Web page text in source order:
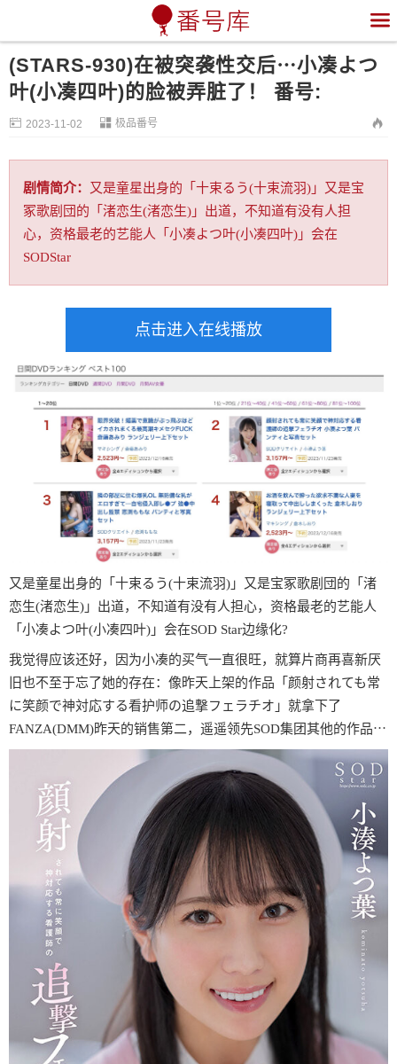

(STARS-930)在被突袭性交后⋯小凑よつ
叶(小凑四叶)的脸被弄脏了！ 番号:
 2023-11-02  极品番号 
剧情简介：
又是童星出身的「十束るう(十束流羽)」又是宝
冢歌剧団的「渚恋生(渚恋生)」出道，不知道有没有人担
心，资格最老的艺能人「小凑よつ叶(小凑四叶)」会在
SODStar
点击进入在线播放
又是童星出身的「十束るう(十束流羽)」又是宝冢歌剧団的「渚
恋生(渚恋生)」出道，不知道有没有人担心，资格最老的艺能人
「小凑よつ叶(小凑四叶)」会在SOD Star边缘化?
我觉得应该还好，因为小凑的买气一直很旺，就算片商再喜新厌
旧也不至于忘了她的存在：像昨天上架的作品「颜射されても常
に笑颜で神対応する看护师の追撃フェラチオ」就拿下了
FANZA(DMM)昨天的销售第二，遥遥领先SOD集团其他的作品⋯